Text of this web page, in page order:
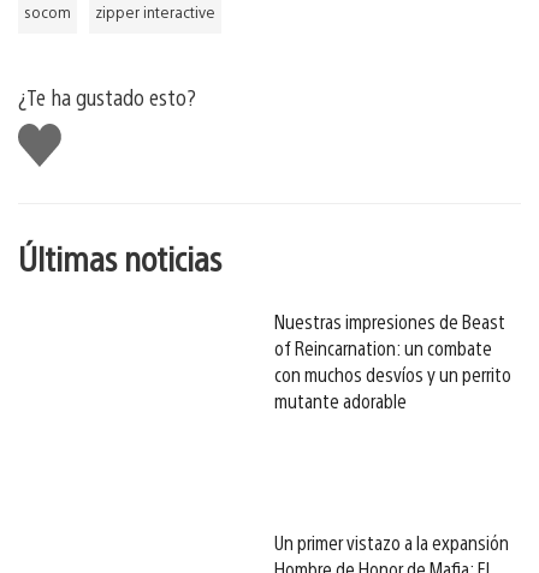
socom zipper interactive
¿Te ha gustado esto?
Me
gusta
Últimas noticias
Nuestras impresiones de Beast
of Reincarnation: un combate
con muchos desvíos y un perrito
mutante adorable
Un primer vistazo a la expansión